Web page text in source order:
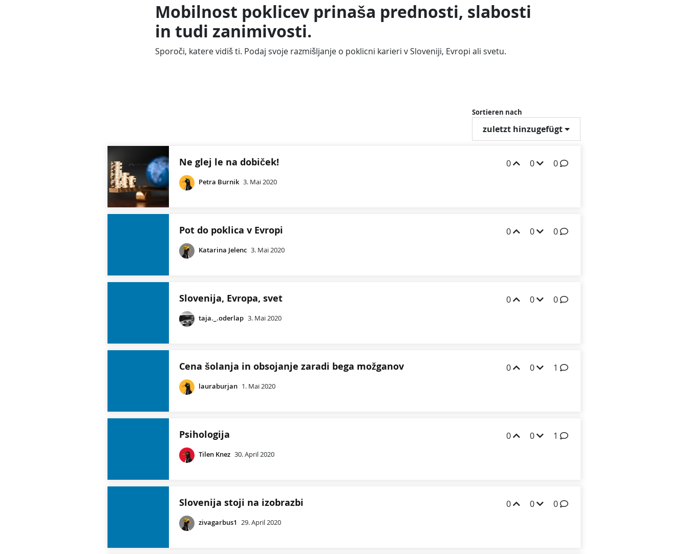
Mobilnost poklicev prinaša prednosti, slabosti
in tudi zanimivosti.
Sporoči, katere vidiš ti. Podaj svoje razmišljanje o poklicni karieri v Sloveniji, Evropi ali svetu.
Sortieren nach
zuletzt hinzugefügt
0 0 0
Ne glej le na dobiček!
Petra Burnik 3. Mai 2020
0 0 0
Pot do poklica v Evropi
Katarina Jelenc 3. Mai 2020
0 0 0
Slovenija, Evropa, svet
taja._.oderlap 3. Mai 2020
0 0 1
Cena šolanja in obsojanje zaradi bega možganov
lauraburjan 1. Mai 2020
0 0 1
Psihologija
Tilen Knez 30. April 2020
0 0 0
Slovenija stoji na izobrazbi
zivagarbus1 29. April 2020